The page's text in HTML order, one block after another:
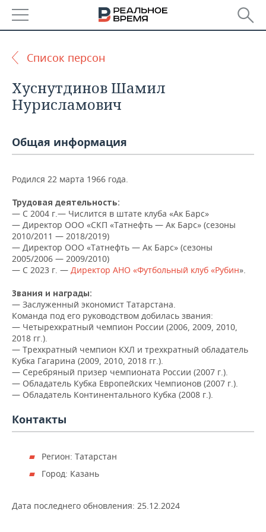
ТАТАРСТАН
АНАЛИТИКА
ДЕКЛАРАЦИИ О ДОХОДАХ
КОРОЛИ ГОСЗАКАЗА ПФО
ВУЗЫ ТАТАРСТАНА
КОМУ ПРИНАДЛЕЖАТ
ТОРГОВЫЕ ЦЕНТРЫ
ТАТАРСТАНА
НОВОСТИ ЭКОНОМИКИ
ФИНАНСЫ
БАНКИ
БЮДЖЕТ
ИНВЕСТИЦИИ
ПРОМЫШЛЕННОСТЬ
НОВОСТИ
ПРОМЫШЛЕННОСТИ
АГРОПРОМ
МАШИНОСТРОЕНИЕ
НЕФТЕХИМИЯ
НЕФТЬ
ОПК
ЭНЕРГЕТИКА
НЕДВИЖИМОСТЬ
НОВОСТИ НЕДВИЖИМОСТИ
АВТО
НОВОСТИ АВТО
БИЗНЕС
НОВОСТИ БИЗНЕСА
РОЗНИЧНАЯ ТОРГОВЛЯ
ТРАНСПОРТ
УСЛУГИ
ТЕХНОЛОГИИ
НОВОСТИ ТЕХНОЛОГИЙ
IT
МЕДИА
ТЕЛЕКОММУНИКАЦИИ
МЕРОПРИЯТИЯ
НОВОСТИ МЕРОПРИЯТИЙ
ВЫЕЗДНАЯ РЕДАКЦИЯ
БИЗНЕС-БРАНЧИ
ONLINE-КОНФЕРЕНЦИИ
ОТКРЫТАЯ ЛЕКЦИЯ
СПОРТ
НОВОСТИ СПОРТА
ФУТБОЛ
ХОККЕЙ
БАСКЕТБОЛ
ВОЛЕЙБОЛ
КИБЕРСПОРТ
ФИГУРНОЕ КАТАНИЕ
ОБЩЕСТВО
НОВОСТИ ОБЩЕСТВА
ВЛАСТЬ
ИНФРАСТРУКТУРА
ИСТОРИЯ
КУЛЬТУРА
МЕДИЦИНА
ФОТОГАЛЕРЕЯ
СЮЖЕТЫ
СПРАВОЧНИК
СПИСОК ПЕРСОН
СПИСОК КОМПАНИЙ
ПОЛНАЯ ВЕРСИЯ
Список персон
Хуснутдинов Шамил
Нурисламович
Общая информация
Родился 22 марта 1966 года.
Трудовая деятельность:
— С 2004 г.— Числится в штате клуба «Ак Барс»
— Директор ООО «СКП «Татнефть — Ак Барс» (сезоны
2010/2011 — 2018/2019)
— Директор ООО «Татнефть — Ак Барс» (сезоны
2005/2006 — 2009/2010)
— С 2023 г. — Директор АНО «Футбольный клуб «Рубин».
Звания и награды:
— Заслуженный экономист Татарстана.
Команда под его руководством добилась звания:
— Четырехкратный чемпион России (2006, 2009, 2010,
2018 гг.).
— Трехкратный чемпион КХЛ и трехкратный обладатель
Кубка Гагарина (2009, 2010, 2018 гг.).
— Серебряный призер чемпионата России (2007 г.).
— Обладатель Кубка Европейских Чемпионов (2007 г.).
— Обладатель Континентального Кубка (2008 г.).
Контакты
Регион: Татарстан
Город: Казань
Дата последнего обновления: 25.12.2024